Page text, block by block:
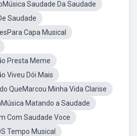
Saudade Da Saudade
Saudade
Capa Musical
Presta Meme
Viveu Dói Mais
QueMarcou Minha Vida Clarise
Matando a Saudade
Com Saudade Voce
Tempo Musical